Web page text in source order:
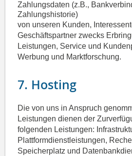
Zahlungsdaten (z.B.,
Zahlungshistorie)
von unseren Kunden,
Geschäftspartner zwecks
Leistungen, Service und
Werbung und Marktforschung.
7. Hosting
Die von uns in Anspruch
Leistungen dienen der
folgenden Leistungen:
Plattformdienstleistungen,
Speicherplatz und